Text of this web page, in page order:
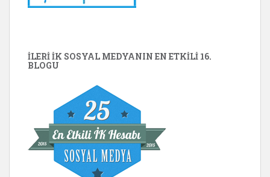
İLERİ İK SOSYAL MEDYANIN EN ETKILI 16.
BLOGU